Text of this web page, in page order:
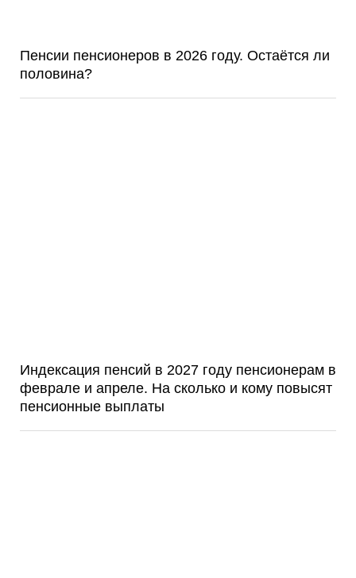
Пенсии пенсионеров в 2026 году. Остаётся ли
половина?
Индексация пенсий в 2027 году пенсионерам в
феврале и апреле. На сколько и кому повысят
пенсионные выплаты